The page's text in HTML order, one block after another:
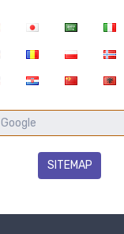
SITEMAP